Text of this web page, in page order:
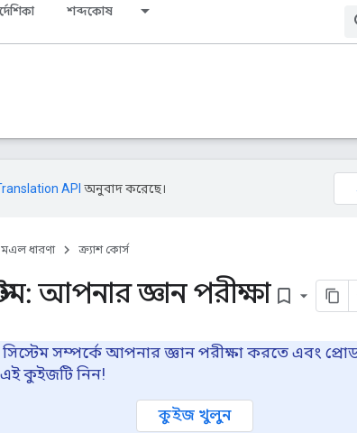
শব্দকোষ
API অনুবাদ করেছে।
ধারণা ক্র্যাশ কোর্স
আপনার জ্ঞান পরীক্ষা bookmark_border
সম্পর্কে আপনার জ্ঞান পরীক্ষা করতে এবং
কুইজটি নিন!
কুইজ খুলুন